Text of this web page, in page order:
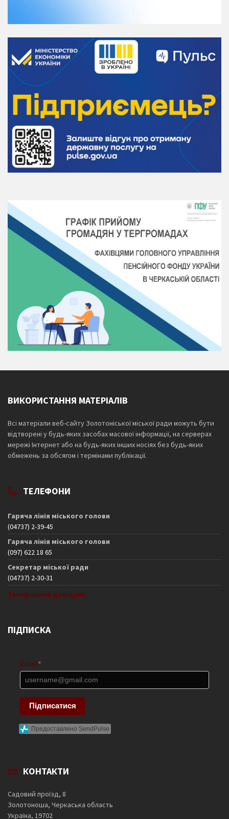
ВИКОРИСТАННЯ МАТЕРІАЛІВ
Всі матеріали веб-сайту Золотоніської міської ради можуть бути
відтворені у будь-яких засобах масової інформації, на серверах
мережі Інтернет або на будь-яких інших носіях без будь-яких
обмежень за обсягом і термінами публікації.
ТЕЛЕФОНИ
Гаряча лінія міського голови
(04737) 2-39-45
Гаряча лінія міського голови
(097) 622 18 65
Секретар міської ради
(04737) 2-30-31
Телефонний довідник
ПІДПИСКА
Email *
Підписатися
Предоставлено SendPulse
КОНТАКТИ
Садовий проїзд, 8
Золотоноша, Черкаська область
Україна, 19702